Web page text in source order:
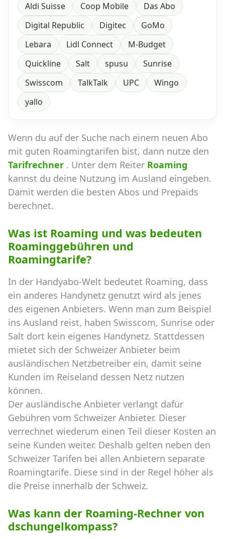
Aldi Suisse Coop Mobile
Das Abo
Digital Republic
Digitec
GoMo
Lebara
Lidl Connect
M-Budget
Quickline
Salt spusu
Sunrise
Swisscom
TalkTalk UPC
Wingo
yallo
Wenn du auf der Suche nach einem neuen Abo
mit guten Roamingtarifen bist, dann nutze den
Tarifrechner . Unter dem Reiter Roaming
kannst du deine Nutzung im Ausland eingeben.
Damit werden die besten Abos und Prepaids
berechnet.
Was ist Roaming und was bedeuten
Roaminggebühren und
Roamingtarife?
In der Handyabo-Welt bedeutet Roaming, dass
ein anderes Handynetz genutzt wird als jenes
des eigenen Anbieters. Wenn man zum Beispiel
ins Ausland reist, haben Swisscom, Sunrise oder
Salt dort kein eigenes Handynetz. Stattdessen
mietet sich der Schweizer Anbieter beim
ausländischen Netzbetreiber ein, damit seine
Kunden im Reiseland dessen Netz nutzen
können.
Der ausländische Anbieter verlangt dafür
Gebühren vom Schweizer Anbieter. Dieser
verrechnet wiederum einen Teil dieser Kosten an
seine Kunden weiter. Deshalb gelten neben den
Schweizer Tarifen bei allen Anbietern separate
Roamingtarife. Diese sind in der Regel höher als
die Preise innerhalb der Schweiz.
Was kann der Roaming-Rechner von
dschungelkompass?